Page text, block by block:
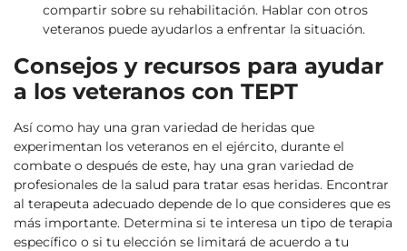
compartir sobre su rehabilitación. Hablar con otros
veteranos puede ayudarlos a enfrentar la situación.
Consejos y recursos para ayudar
a los veteranos con TEPT
Así como hay una gran variedad de heridas que
experimentan los veteranos en el ejército, durante el
combate o después de este, hay una gran variedad de
profesionales de la salud para tratar esas heridas. Encontrar
al terapeuta adecuado depende de lo que consideres que es
más importante. Determina si te interesa un tipo de terapia
específico o si tu elección se limitará de acuerdo a tu